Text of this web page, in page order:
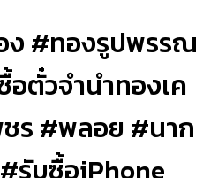
ง #ทองรูปพรรณ
ตั๋วจำนำทองเค
ร #พลอย #นาก